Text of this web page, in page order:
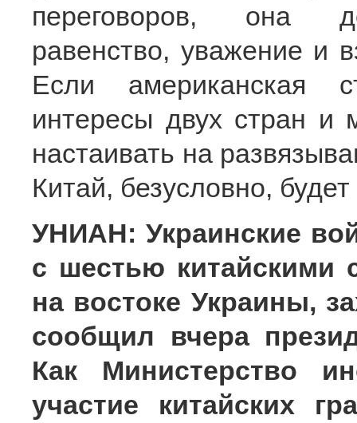
переговоров, она
равенство, уважение и
Если американская
интересы двух стран и
настаивать на
Китай, безусловно,
УНИАН: Украинские
с шестью китайскими
на востоке Украины,
сообщил вчера
Как Министерство
участие китайских